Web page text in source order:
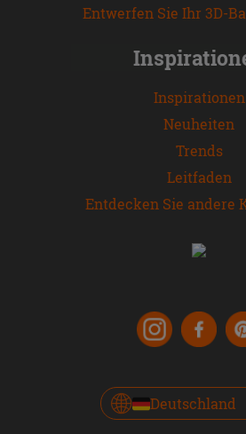
Entwerfen Sie Ihr 3D-
Inspirationen
Neuheiten
Trends
Leitfaden
Entdecken Sie andere
Deutschland